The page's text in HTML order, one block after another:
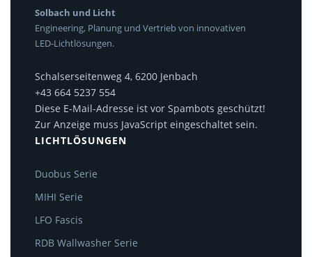
Solbach und Licht
Engineering, Planung und Vertrieb von innovativen
LED-Lichtlösungen.
Schalserseitenweg 4, 6200 Jenbach
+43 664 5237 554
Diese E-Mail-Adresse ist vor Spambots geschützt!
Zur Anzeige muss JavaScript eingeschaltet sein.
LICHTLÖSUNGEN
Duobus Serie
MIHI Serie
LFO Fascis
RDB Wallwasher Serie